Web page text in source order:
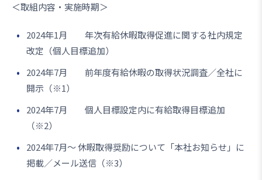
＜取組内容・実施時期＞
2024年1月 年次有給休暇取得促進に関する社内規定
改定（個人目標追加）
2024年7月 前年度有給休暇の取得状況調査／全社に
開示（※1）
2024年7月 個人目標設定内に有給取得目標追加
（※2）
2024年7月～ 休暇取得奨励について「本社お知らせ」に
掲載／メール送信（※3）